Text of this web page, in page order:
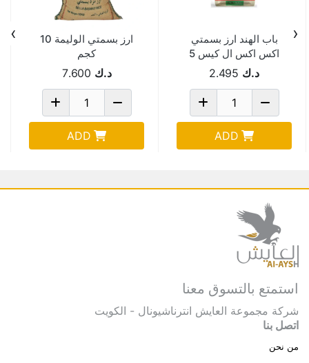
باب الهند ارز بسمتي
اكس اكس ال كيس 5
كجم خصم 15%
د.ك 2.495
ADD
ارز بسمتي الوليمة 10
كجم
د.ك 7.600
ADD
‹
›
استمتع بالتسوق معنا
شركة مجموعة العايش انترناشيونال - الكويت
اتصل بنا
من نحن